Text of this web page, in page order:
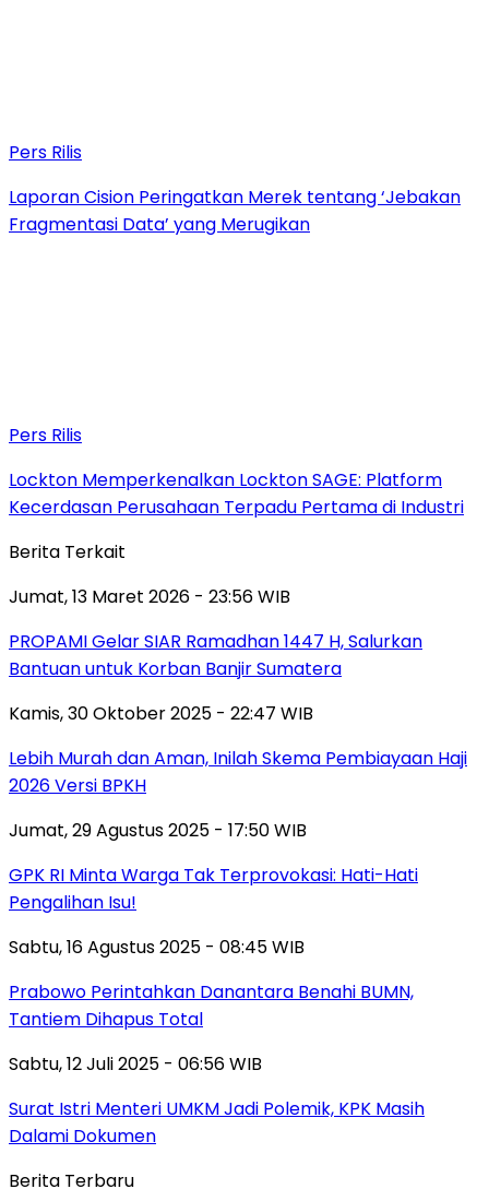
Pers Rilis
Laporan Cision Peringatkan Merek tentang ‘Jebakan
Fragmentasi Data’ yang Merugikan
Pers Rilis
Lockton Memperkenalkan Lockton SAGE: Platform
Kecerdasan Perusahaan Terpadu Pertama di Industri
Berita Terkait
Jumat, 13 Maret 2026 - 23:56 WIB
PROPAMI Gelar SIAR Ramadhan 1447 H, Salurkan
Bantuan untuk Korban Banjir Sumatera
Kamis, 30 Oktober 2025 - 22:47 WIB
Lebih Murah dan Aman, Inilah Skema Pembiayaan Haji
2026 Versi BPKH
Jumat, 29 Agustus 2025 - 17:50 WIB
GPK RI Minta Warga Tak Terprovokasi: Hati-Hati
Pengalihan Isu!
Sabtu, 16 Agustus 2025 - 08:45 WIB
Prabowo Perintahkan Danantara Benahi BUMN,
Tantiem Dihapus Total
Sabtu, 12 Juli 2025 - 06:56 WIB
Surat Istri Menteri UMKM Jadi Polemik, KPK Masih
Dalami Dokumen
Berita Terbaru